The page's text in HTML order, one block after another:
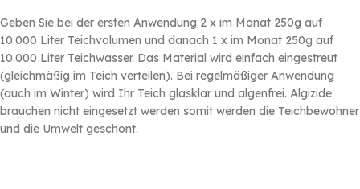
Geben Sie bei der ersten Anwendung 2 x im Monat 250g auf
10.000 Liter Teichvolumen und danach 1 x im Monat 250g auf
10.000 Liter Teichwasser. Das Material wird einfach eingestreut
(gleichmäßig im Teich verteilen). Bei regelmäßiger Anwendung
(auch im Winter) wird Ihr Teich glasklar und algenfrei. Algizide
brauchen nicht eingesetzt werden somit werden die Teichbewohner
und die Umwelt geschont.